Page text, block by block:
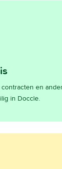
en
in Doccle.